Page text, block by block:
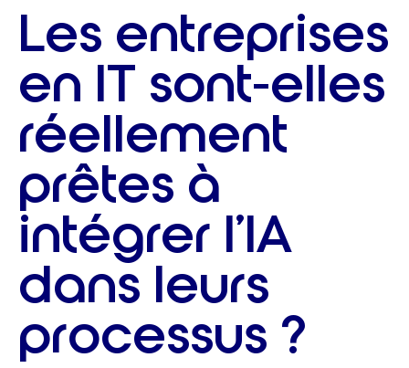
Les entreprises
en IT sont-elles
réellement
prêtes à
intégrer l’IA
dans leurs
processus ?